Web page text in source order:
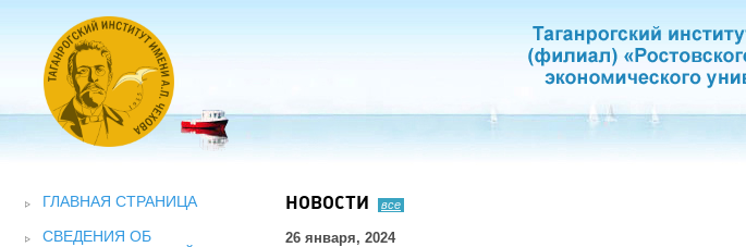
ГЛАВНАЯ СТРАНИЦА
СВЕДЕНИЯ ОБ
НОВОСТИ все
26 января, 2024